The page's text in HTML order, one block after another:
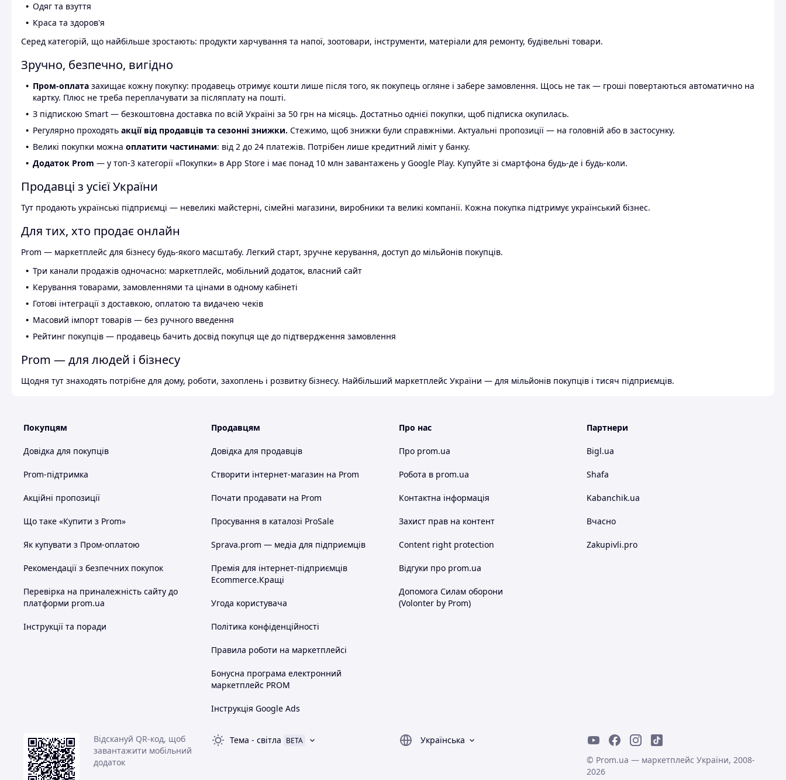
Одяг та взуття
Краса та здоров'я
Серед категорій, що найбільше зростають: продукти харчування та напої, зоотовари, інструменти, матеріали для ремонту, будівельні товари.
Зручно, безпечно, вигідно
Пром-оплата захищає кожну покупку: продавець отримує кошти лише після того, як покупець огляне і забере замовлення. Щось не так — гроші повертаються автоматично на
картку. Плюс не треба переплачувати за післяплату на пошті.
З підпискою Smart — безкоштовна доставка по всій Україні за 50 грн на місяць. Достатньо однієї покупки, щоб підписка окупилась.
Регулярно проходять акції від продавців та сезонні знижки. Стежимо, щоб знижки були справжніми. Актуальні пропозиції — на головній або в застосунку.
Великі покупки можна оплатити частинами: від 2 до 24 платежів. Потрібен лише кредитний ліміт у банку.
Додаток Prom — у топ-3 категорії «Покупки» в App Store і має понад 10 млн завантажень у Google Play. Купуйте зі смартфона будь-де і будь-коли.
Продавці з усієї України
Тут продають українські підприємці — невеликі майстерні, сімейні магазини, виробники та великі компанії. Кожна покупка підтримує український бізнес.
Для тих, хто продає онлайн
Prom — маркетплейс для бізнесу будь-якого масштабу. Легкий старт, зручне керування, доступ до мільйонів покупців.
Три канали продажів одночасно: маркетплейс, мобільний додаток, власний сайт
Керування товарами, замовленнями та цінами в одному кабінеті
Готові інтеграції з доставкою, оплатою та видачею чеків
Масовий імпорт товарів — без ручного введення
Рейтинг покупців — продавець бачить досвід покупця ще до підтвердження замовлення
Prom — для людей і бізнесу
Щодня тут знаходять потрібне для дому, роботи, захоплень і розвитку бізнесу. Найбільший маркетплейс України — для мільйонів покупців і тисяч підприємців.
Покупцям
Довідка для покупців
Prom-підтримка
Акційні пропозиції
Що таке «Купити з Prom»
Як купувати з Пром-оплатою
Рекомендації з безпечних покупок
Перевірка на приналежність сайту до
платформи prom.ua
Інструкції та поради
Продавцям
Довідка для продавців
Створити інтернет-магазин на Prom
Почати продавати на Prom
Просування в каталозі ProSale
Sprava.prom — медіа для підприємців
Премія для інтернет-підприємців
Ecommerce.Кращі
Угода користувача
Політика конфіденційності
Правила роботи на маркетплейсі
Бонусна програма електронний
маркетплейс PROM
Інструкція Google Ads
Про нас
Про prom.ua
Робота в prom.ua
Контактна інформація
Захист прав на контент
Content right protection
Відгуки про prom.ua
Допомога Силам оборони
(Volonter by Prom)
Партнери
Bigl.ua
Shafa
Kabanchik.ua
Вчасно
Zakupivli.pro
Відскануй QR-код, щоб
завантажити мобільний
додаток
Тема - світла BETA
Українська
© Prom.ua — маркетплейс України, 2008-
2026